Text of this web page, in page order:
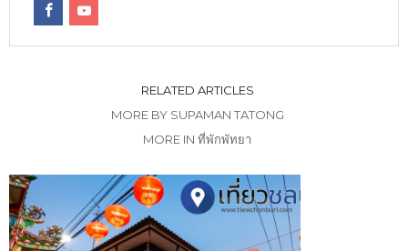
RELATED ARTICLES
MORE BY SUPAMAN TATONG
MORE IN ที่พักพัทยา